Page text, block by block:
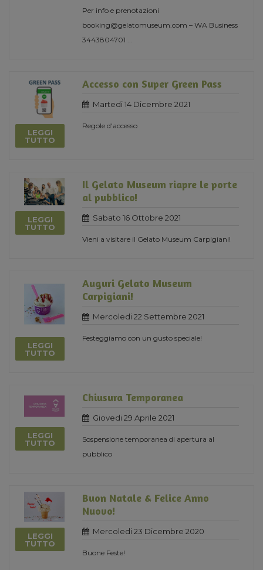
Per info e prenotazioni
booking@gelatomuseum.com – WA Business
3443804701
LEGGI
TUTTO
Accesso con Super Green Pass
Martedi 14 Dicembre 2021
Regole d'accesso
LEGGI
TUTTO
Il Gelato Museum riapre le porte
al pubblico!
Sabato 16 Ottobre 2021
Vieni a visitare il Gelato Museum Carpigiani!
LEGGI
TUTTO
Auguri Gelato Museum
Carpigiani!
Mercoledi 22 Settembre 2021
Festeggiamo con un gusto speciale!
LEGGI
TUTTO
Chiusura Temporanea
Giovedi 29 Aprile 2021
Sospensione temporanea di apertura al
pubblico
LEGGI
TUTTO
Buon Natale & Felice Anno
Nuovo!
Mercoledi 23 Dicembre 2020
Buone Feste!